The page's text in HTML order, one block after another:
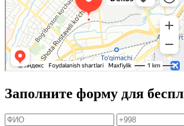
Заполните форму для